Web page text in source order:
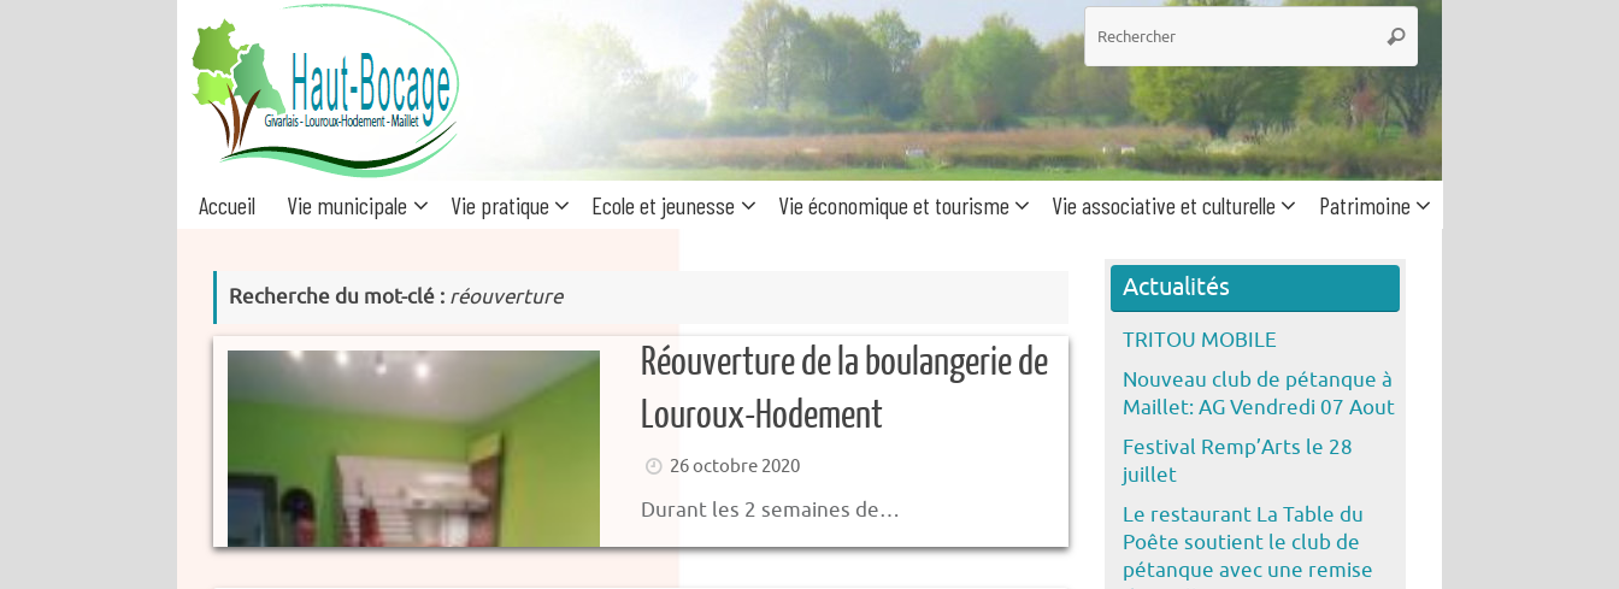
Recherche
pour
Rechercher
Accueil Vie municipale Vie pratique Ecole et jeunesse Vie économique et tourisme Vie associative et culturelle Patrimoine
Recherche du mot-clé : réouverture
Réouverture de la boulangerie de
Louroux-Hodement
26 octobre 2020
Durant les 2 semaines de…
Actualités
TRITOU MOBILE
Nouveau club de pétanque à
Maillet: AG Vendredi 07 Aout
Festival Remp’Arts le 28
juillet
Le restaurant La Table du
Poête soutient le club de
pétanque avec une remise